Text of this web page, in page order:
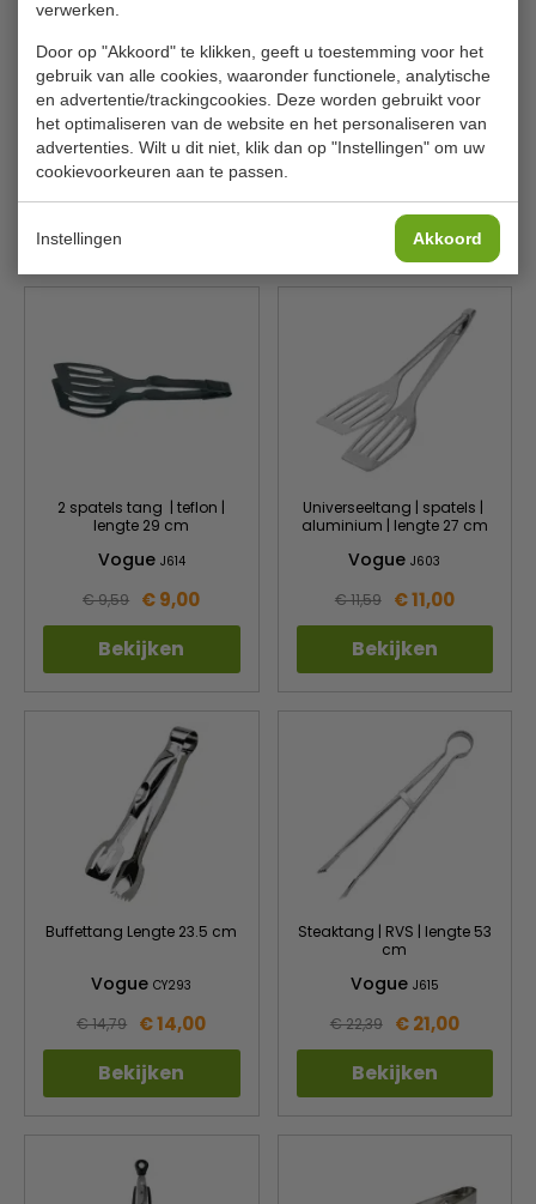
verwerken.
Door op "Akkoord" te klikken, geeft u toestemming voor het
gebruik van alle cookies, waaronder functionele, analytische
en advertentie/trackingcookies. Deze worden gebruikt voor
het optimaliseren van de website en het personaliseren van
advertenties. Wilt u dit niet, klik dan op "Instellingen" om uw
cookievoorkeuren aan te passen.
Instellingen Akkoord
Serveertang | RVS | lengte
21 cm
VogueJ605
€ 7,09 € 6,65
Serveertang | RVS | lengte
24 cm
Vogue J601
Bekijken
2 spatels tang | teflon |
lengte 29 cm
Vogue J614
€ 9,59 € 9,00
Bekijken
Universeeltang | spatels |
aluminium | lengte 27 cm
VogueJ603
€ 11,59 € 11,00
Bekijken
Buffettang Lengte 23.5 cm
VogueCY293
€ 14,79 € 14,00
Bekijken
Steaktang | RVS | lengte 53
cm
Vogue J615
€ 22,39 € 21,00
Bekijken